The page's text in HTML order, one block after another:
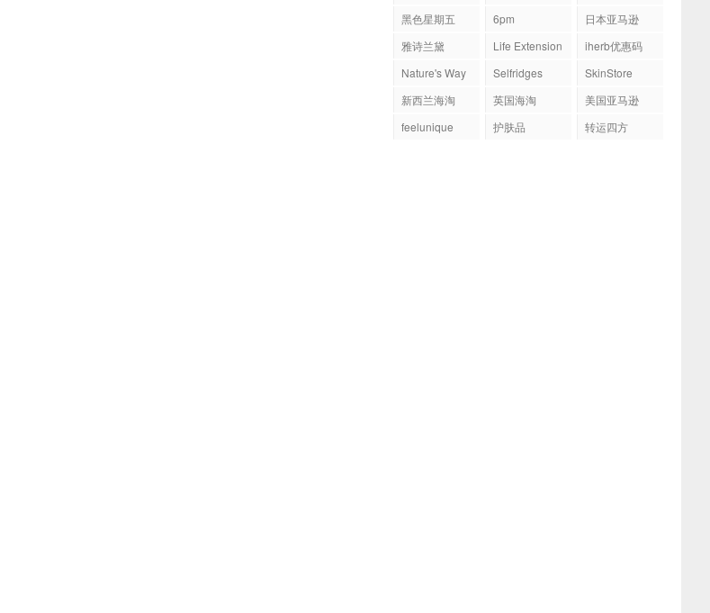
黑色星期五
6pm
日本亚马逊
雅诗兰黛
Life Extension
iherb优惠码
Nature's Way
Selfridges
SkinStore
新西兰海淘
英国海淘
美国亚马逊
feelunique
护肤品 转运四方